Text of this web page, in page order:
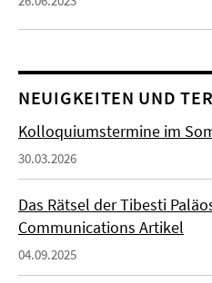
NEUIGKEITEN UND
Kolloquiumstermine im
30.03.2026
Das Rätsel der Tibesti
Communications Artikel
04.09.2025